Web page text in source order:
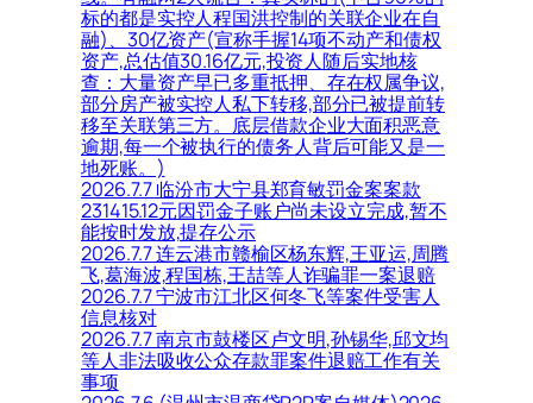
标的都是实控人程国洪控制的关联企业在自
融)、30亿资产(宣称手握14项不动产和债权
资产,总估值30.16亿元,投资人随后实地核
查：大量资产早已多重抵押、存在权属争议,
部分房产被实控人私下转移,部分已被提前转
移至关联第三方。底层借款企业大面积恶意
逾期,每一个被执行的债务人背后可能又是一
地死账。)
2026.7.7 临汾市大宁县郑育敏罚金案案款
231415.12元因罚金子账户尚未设立完成,暂不
能按时发放,提存公示
2026.7.7 连云港市赣榆区杨东辉,王亚运,周腾
飞,葛海波,程国栋,王喆等人诈骗罪一案退赔
2026.7.7 宁波市江北区何冬飞等案件受害人
信息核对
2026.7.7 南京市鼓楼区卢文明,孙锡华,邱文均
等人非法吸收公众存款罪案件退赔工作有关
事项